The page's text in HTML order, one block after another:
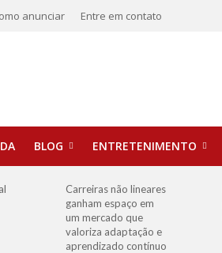
anunciar Entre em contato
BLOG ENTRETENIMENTO
Carreiras não lineares
ganham espaço em
um mercado que
valoriza adaptação e
aprendizado contínuo